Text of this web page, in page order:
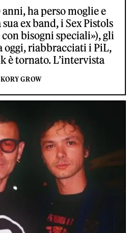
ha perso moglie e
ex band, i Sex Pistols
bisogni speciali»), gli
oggi, riabbracciati i PiL,
è tornato. L’intervista
GROW